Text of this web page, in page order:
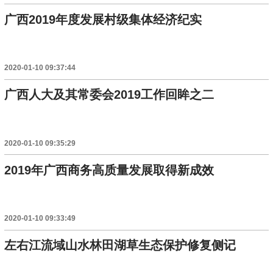
广西2019年度发展村级集体经济纪实
2020-01-10 09:37:44
广西人大及其常委会2019工作回眸之二
2020-01-10 09:35:29
2019年广西商务高质量发展取得新成效
2020-01-10 09:33:49
左右江流域山水林田湖草生态保护修复侧记